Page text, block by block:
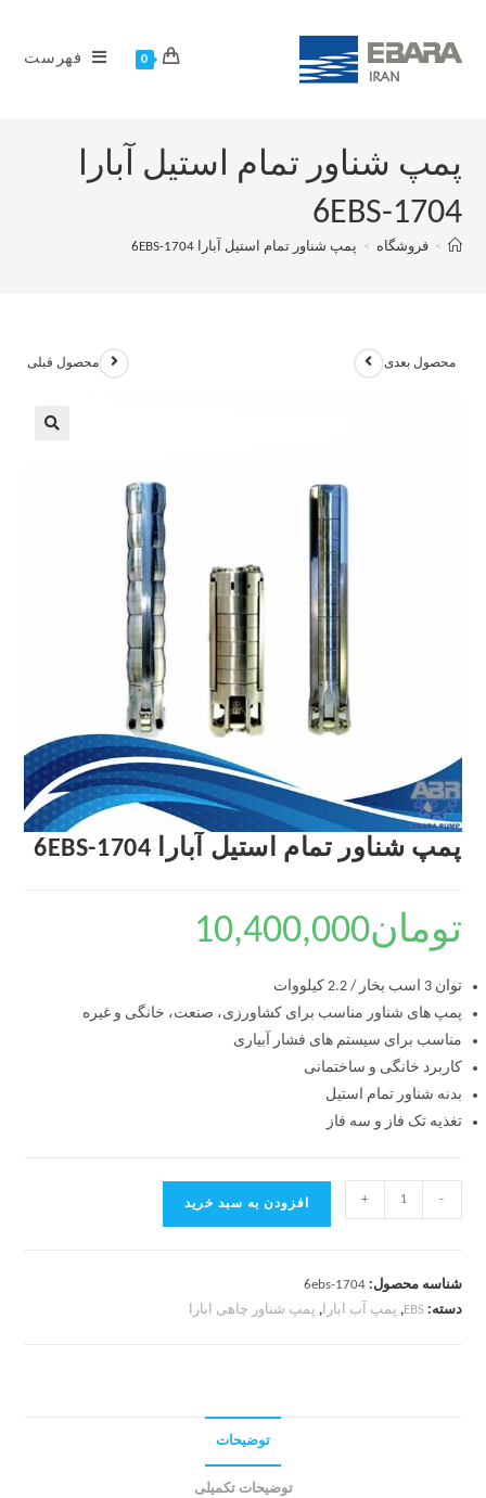
0 فهرست
پمپ شناور تمام استیل آبارا
6EBS-1704
> فروشگاه > پمپ شناور تمام استیل آبارا 6EBS-1704
محصول قبلی محصول بعدی
پمپ شناور تمام استیل آبارا 6EBS-1704
تومان10,400,000
توان 3 اسب بخار / 2.2 کیلووات
پمپ های شناور مناسب برای کشاورزی، صنعت، خانگی و غیره
مناسب برای سیستم های فشار آبیاری
کاربرد خانگی و ساختمانی
بدنه شناور تمام استیل
تغذیهتک فاز و سه فاز
-
+ افزودن به سبد خرید
شناسه محصول:6ebs-1704
دسته:EBS
, پمپ آب ابارا, پمپ شناور چاهی ابارا
توضیحات
توضیحات تکمیلی